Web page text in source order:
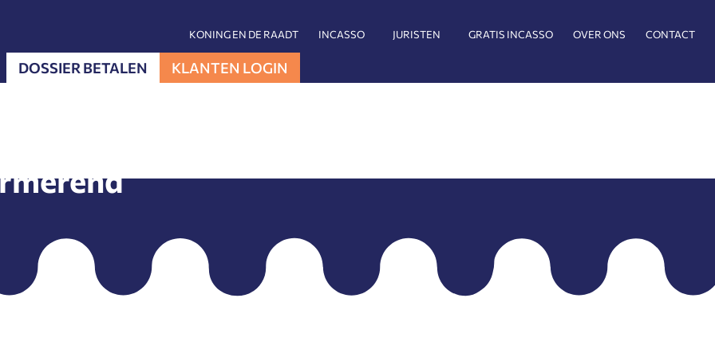
KONING EN DE RAADT INCASSO JURISTEN GRATIS INCASSO OVER ONS CONTACT
DOSSIER BETALEN KLANTEN LOGIN